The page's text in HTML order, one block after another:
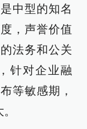
中型的知名
，声誉价值
法务和公关
针对企业融
等敏感期，